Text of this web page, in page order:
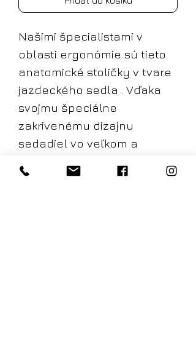
Našimi špecialistami v
oblasti ergonómie sú tieto
anatomické stoličky v tvare
jazdeckého sedla . Vďaka
svojmu špeciálne
zakrivenému dizajnu
sedadiel vo veľkom a
optimálne rozložia tlak v